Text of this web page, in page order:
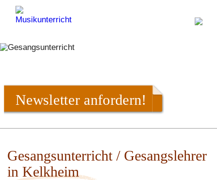
Newsletter anfordern!
Gesangsunterricht / Gesangslehrer
in Kelkheim